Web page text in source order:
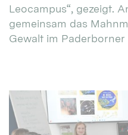
Leocampus“, gezeigt.
gemeinsam das
Gewalt im Paderborner